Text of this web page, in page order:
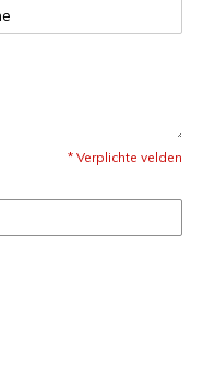
* Verplichte velden